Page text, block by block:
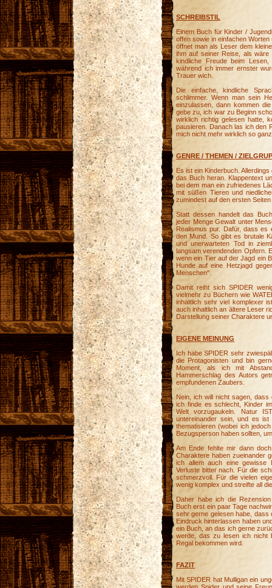
SCHREIBSTIL
Einem Buch für Kinder /
offen sowie in einfachen
öffnet man als Leser dem
ihm auf seiner Reise, als
kindliche Freude beim
während ich immer ernster
Trauer wich.
Die einfache, kindliche
schlimmer. Wenn man sein
einzulassen, dann kommen
gebe zu, ich war zu Beginn
wirklich richtig gelesen hatte,
pausieren. Danach las ich den
mich nicht mehr wirklich so
GENRE / THEMEN /
Es ist ein Kinderbuch.
das Buch heran. Klappentext
bei dem man ein zufriedenes
mit süßen Tieren und
zumindest auf den ersten
Statt dessen handelt das
jeder Menge Gewalt unter
Realismus pur. Dafür, dass es
den Mund. So gibt es brutale
und unerwarteten Tod in
langsam verendenden Opfern.
wenn ein Tier auf der Jagd ein
Hunde auf eine Hetzjagd
Menschen".
Damit reiht sich SPIDER
vielmehr zu Büchern wie
inhaltlich sehr viel komplexer
auch inhaltlich an ältere Leser
Darstellung seiner Charaktere
EIGENE MEINUNG
Ich habe SPIDER sehr
die Protagonisten und bin
Moment, als ich mit
Hammerschlag des Autors
empfundenen Zaubers.
Nein, ich will nicht sagen, dass
ich finde es schlecht, Kinder
Welt vorzugaukeln. Natur
untereinander sein, und es
thematisieren (wobei ich
Bezugsperson haben sollten,
Am Ende fehlte mir dann
Charaktere haben zueinander
ich allem auch eine gewisse
Verluste bitter nach. Für die
schmerzvoll. Für die vielen
wenig komplex und streifte all
Daher habe ich die
Buch erst ein paar Tage
sehr gerne gelesen habe, dass
Eindruck hinterlassen haben
ein Buch, an das ich gerne
werde, das zu lesen ich nicht
Regal bekommen wird.
FAZIT
Mit SPIDER hat Mulligan ein